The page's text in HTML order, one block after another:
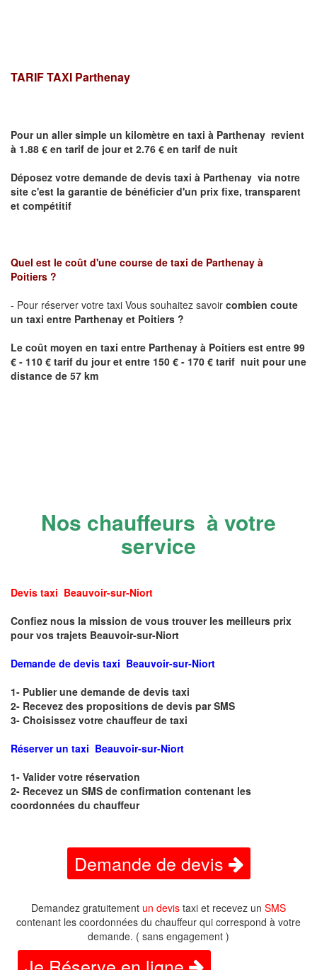
TARIF TAXI Parthenay
Pour un aller simple un kilomètre en taxi à Parthenay revient
à 1.88 € en tarif de jour et 2.76 € en tarif de nuit
Déposez votre demande de devis taxi à Parthenay via notre
site c'est la garantie de bénéficier d'un prix fixe, transparent
et compétitif
Quel est le coût d'une course de taxi de Parthenay à
Poitiers ?
- Pour réserver votre taxi Vous souhaitez savoir combien coute
un taxi entre Parthenay et Poitiers ?
Le coût moyen en taxi entre Parthenay à Poitiers est entre 99
€ - 110 € tarif du jour et entre 150 € - 170 € tarif nuit pour une
distance de 57 km
Nos chauffeurs à votre
service
Devis taxi Beauvoir-sur-Niort
Confiez nous la mission de vous trouver les meilleurs prix
pour vos trajets Beauvoir-sur-Niort
Demande de devis taxi Beauvoir-sur-Niort
1- Publier une demande de devis taxi
2- Recevez des propositions de devis par SMS
3- Choisissez votre chauffeur de taxi
Réserver un taxi Beauvoir-sur-Niort
1- Valider votre réservation
2- Recevez un SMS de confirmation contenant les
coordonnées du chauffeur
Demande de devis
Demandez gratuitement un devis taxi et recevez un SMS
contenant les coordonnées du chauffeur qui correspond à votre
demande. ( sans engagement )